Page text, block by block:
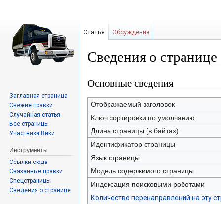
Сведения о
Перейти
к
навигации
Перейти
к
поиску
Основные сведения
Отображаемый заголовок
Ключ сортировки по умолчанию
Длина страницы (в байтах)
Идентификатор страницы
Язык страницы
Модель содержимого страницы
Индексация поисковыми роботами
Количество перенаправлений на эту
Статья Обсуждение
Заглавная страница
Свежие правки
Случайная статья
Все страницы
Участники Вики
Инструменты
Ссылки сюда
Связанные правки
Спецстраницы
Сведения о странице